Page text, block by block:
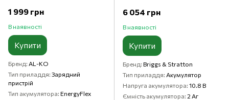
1 999 грн
В наявності
Купити
Бренд AL-KO
Тип приладдя Зарядний
пристрій
Тип акумулятора EnergyFlex
6 054 грн
В наявності
Купити
Бренд Briggs & Stratton
Тип приладдя Акумулятор
Напруга акумулятора 10.8 В
Ємність акумулятора 2 Аг